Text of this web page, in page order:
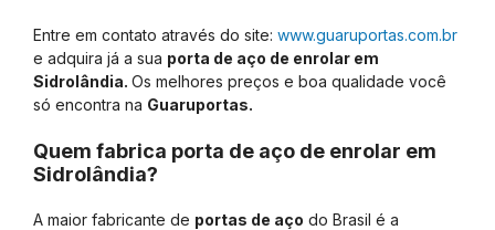
Entre em contato através do site: www.guaruportas.com.br
e adquira já a sua porta de aço de enrolar em
Sidrolândia. Os melhores preços e boa qualidade você
só encontra na Guaruportas.
Quem fabrica porta de aço de enrolar em
Sidrolândia?
A maior fabricante de portas de aço do Brasil é a